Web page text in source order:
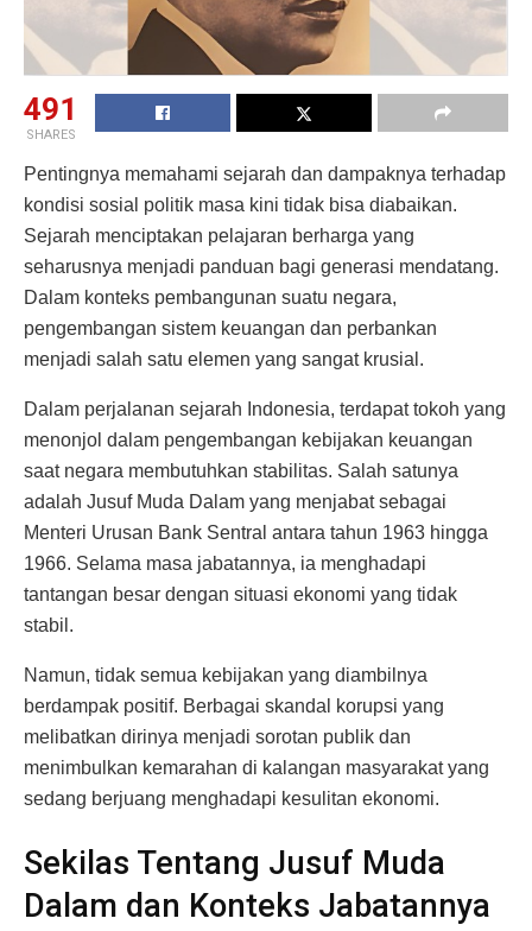
491
SHARES
Pentingnya memahami sejarah dan dampaknya terhadap
kondisi sosial politik masa kini tidak bisa diabaikan.
Sejarah menciptakan pelajaran berharga yang
seharusnya menjadi panduan bagi generasi mendatang.
Dalam konteks pembangunan suatu negara,
pengembangan sistem keuangan dan perbankan
menjadi salah satu elemen yang sangat krusial.
Dalam perjalanan sejarah Indonesia, terdapat tokoh yang
menonjol dalam pengembangan kebijakan keuangan
saat negara membutuhkan stabilitas. Salah satunya
adalah Jusuf Muda Dalam yang menjabat sebagai
Menteri Urusan Bank Sentral antara tahun 1963 hingga
1966. Selama masa jabatannya, ia menghadapi
tantangan besar dengan situasi ekonomi yang tidak
stabil.
Namun, tidak semua kebijakan yang diambilnya
berdampak positif. Berbagai skandal korupsi yang
melibatkan dirinya menjadi sorotan publik dan
menimbulkan kemarahan di kalangan masyarakat yang
sedang berjuang menghadapi kesulitan ekonomi.
Sekilas Tentang Jusuf Muda
Dalam dan Konteks Jabatannya